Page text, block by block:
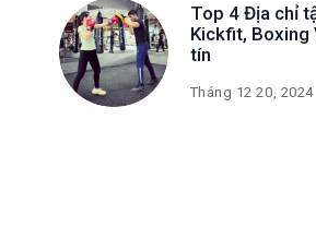
Top 4 Địa chỉ
Kickfit, Boxing
tín
Tháng 12 20, 2024